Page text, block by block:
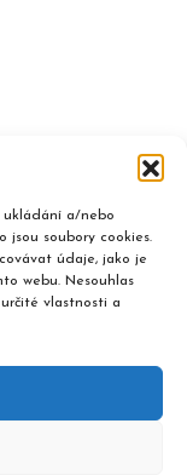
ukládání a/nebo
jsou soubory cookies.
údaje, jako je
webu. Nesouhlas
vlastnosti a